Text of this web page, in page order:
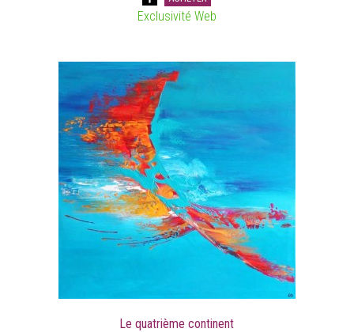
Exclusivité Web
Le quatrième continent